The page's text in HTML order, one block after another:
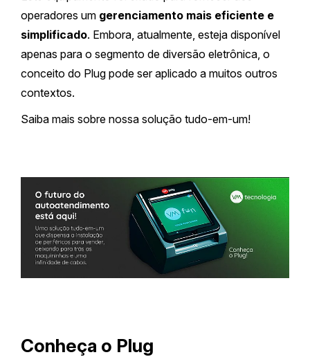
operadores um gerenciamento mais eficiente e
simplificado. Embora, atualmente, esteja disponível
apenas para o segmento de diversão eletrônica, o
conceito do Plug pode ser aplicado a muitos outros
contextos.
Saiba mais sobre nossa solução tudo-em-um!
Conheça o Plug